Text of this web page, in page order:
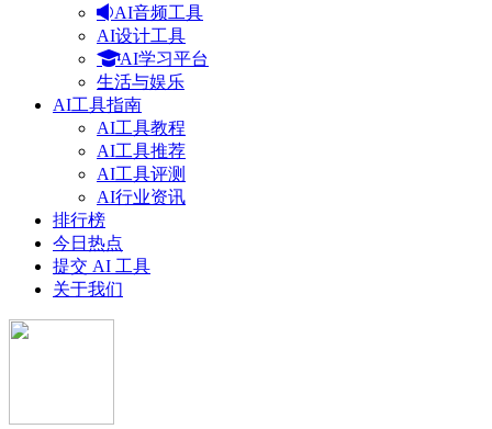
AI音频工具
AI设计工具
AI学习平台
生活与娱乐
AI工具指南
AI工具教程
AI工具推荐
AI工具评测
AI行业资讯
排行榜
今日热点
提交 AI 工具
关于我们